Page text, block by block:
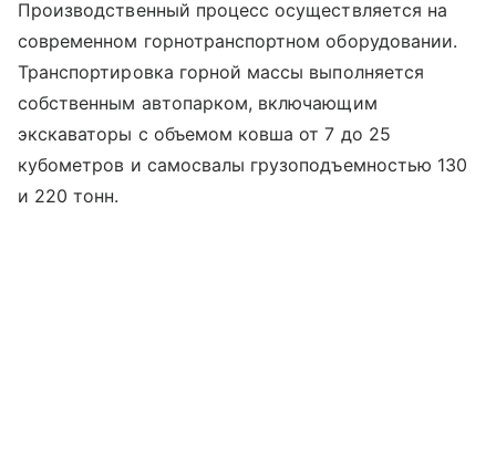
Производственный процесс осуществляется на
современном горнотранспортном оборудовании.
Транспортировка горной массы выполняется
собственным автопарком, включающим
экскаваторы с объемом ковша от 7 до 25
кубометров и самосвалы грузоподъемностью 130
и 220 тонн.